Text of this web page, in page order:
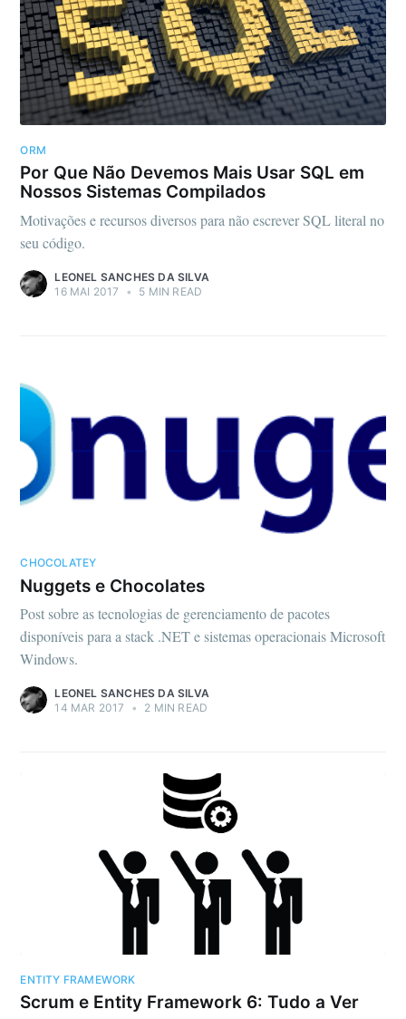
ORM
Por Que Não Devemos Mais Usar SQL em
Nossos Sistemas Compilados
Motivações e recursos diversos para não escrever SQL literal no
seu código.
LEONEL SANCHES DA SILVA
16 MAI 2017
• 5 MIN READ
CHOCOLATEY
Nuggets e Chocolates
Post sobre as tecnologias de gerenciamento de pacotes
disponíveis para a stack .NET e sistemas operacionais Microsoft
Windows.
LEONEL SANCHES DA SILVA
14 MAR 2017
• 2 MIN READ
ENTITY FRAMEWORK
Scrum e Entity Framework 6: Tudo a Ver